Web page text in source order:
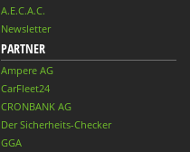
A.E.C.A.C.
Newsletter
PARTNER
Ampere AG
CarFleet24
CRONBANK AG
Der Sicherheits-Checker
GGA